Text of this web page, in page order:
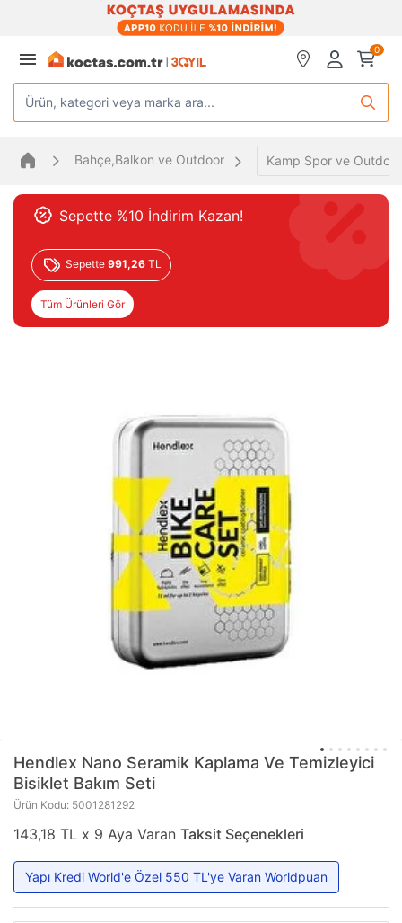
0
Ürün, kategori veya marka ara...
Bahçe,Balkon ve Outdoor Kamp Spor ve Outdoor
Sepette %10 İndirim Kazan!
Sepette 991,26 TL
Tüm Ürünleri Gör
Hendlex Nano Seramik Kaplama Ve Temizleyici
Bisiklet Bakım Seti
Ürün Kodu: 5001281292
143,18 TL x 9 Aya Varan Taksit Seçenekleri
Yapı Kredi World'e Özel 550 TL'ye Varan Worldpuan